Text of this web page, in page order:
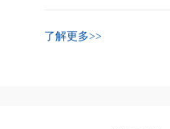
了解更多>>